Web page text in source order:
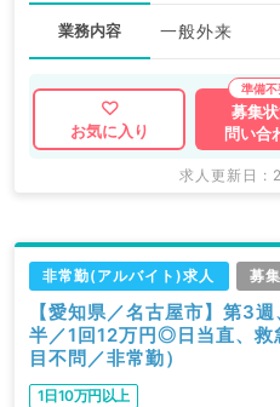
業務内容 一般外来
お気に入り
募集
問い合
求人更新日 :
非常勤(アルバイト)求人 募
【愛知県／名古屋市】第3
半／1回12万円◎日当直、
目不問／非常勤）
1日10万円以上